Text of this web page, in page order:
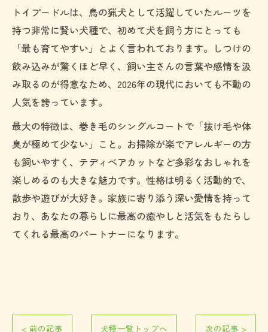
トイプードルは、鳥の猟犬として活躍していたルーツを
持つ非常に賢い犬種で、初めて犬を飼う方にとっても
「最も育てやすい」とよく言われております。しつけの
飲み込みが驚くほど早く、飼い主さんの言葉や感情を汲
み取るのが得意なため、2026年の現代においても不動の
人気を誇っています。
最大の特徴は、巻き毛のシングルコートで「抜け毛や体
臭が極めて少ない」こと。お掃除が楽でアレルギーの方
も飼いやすく、テディベアカットなど多彩なおしゃれを
楽しめるのも大きな魅力です。性格は明るく活動的で、
散歩や遊びが大好き。家族に寄り添う深い愛情を持って
おり、あなたの暮らしに最高の癒やしと活気をもたらし
てくれる最高のパートナーになります。
< 前の記事 犬種一覧トップへ 次の記事 >